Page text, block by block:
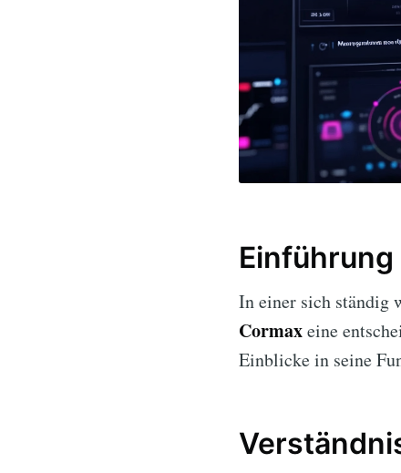
Einführung
In einer sich ständig
Cormaxeine
Einblicke in seine